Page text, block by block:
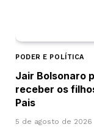
PODER E POLÍTICA
Jair Bolsonaro
receber os
Pais
5 de agosto de 2026